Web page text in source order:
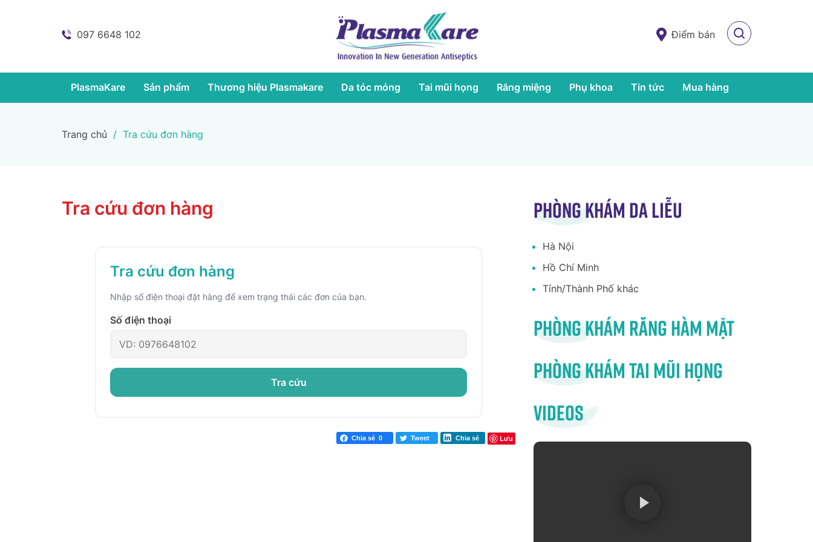
097 6648 102 Điểm bán
PlasmaKare Sản phẩm Thương hiệu Plasmakare Da tóc móng Tai mũi họng Răng miệng Phụ khoa Tin tức Mua hàng
Trang chủ / Tra cứu đơn hàng
Tra cứu đơn hàng
Tra cứu đơn hàng
Nhập số điện thoại đặt hàng để xem trạng thái các đơn của bạn.
Số điện thoại
Tra cứu
Chia sẻ 0 Tweet Chia sẻ Lưu
Phòng khám da liễu
Hà Nội
Hồ Chí Minh
Tỉnh/Thành Phố khác
Phòng khám răng hàm mặt
Phòng khám tai mũi họng
Videos